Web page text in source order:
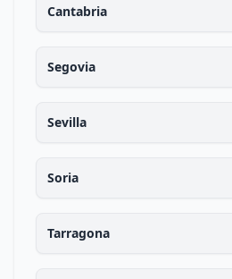
Cantabria
Segovia
Sevilla
Soria
Tarragona